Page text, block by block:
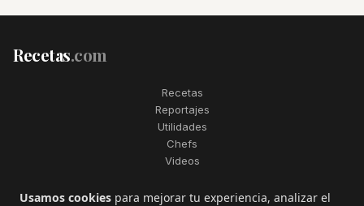
Recetas.com
Recetas
Reportajes
Utilidades
Chefs
Videos
2006–2026. Todos los derechos reservados. Recetas.com es una
Usamos cookies para mejorar tu experiencia, analizar el